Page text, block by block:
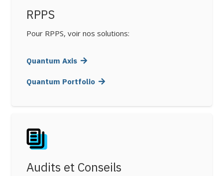
RPPS
Pour RPPS, voir nos solutions:
Quantum Axis
Quantum Portfolio
Audits et Conseils